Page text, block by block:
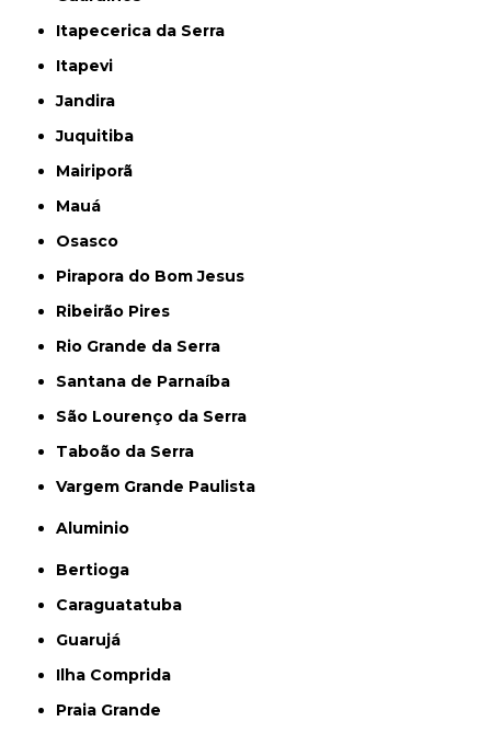
Itapecerica da Serra
Itapevi
Jandira
Juquitiba
Mairiporã
Mauá
Osasco
Pirapora do Bom Jesus
Ribeirão Pires
Rio Grande da Serra
Santana de Parnaíba
São Lourenço da Serra
Taboão da Serra
Vargem Grande Paulista
Aluminio
Bertioga
Caraguatatuba
Guarujá
Ilha Comprida
Praia Grande